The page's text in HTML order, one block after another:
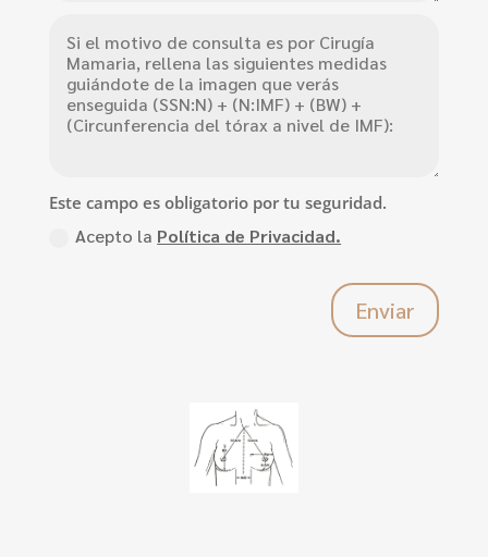
Este campo es obligatorio por tu seguridad.
Acepto la Política de Privacidad.
Enviar